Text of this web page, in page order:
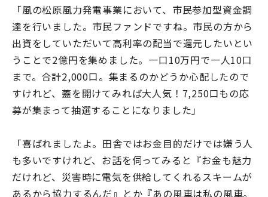
「風の松原風力発電事業において、市民参加型資金調
達を行いました。市民ファンドですね。市民の方から
出資をしていただいて高利率の配当で還元したいとい
うことで2億円を集めました。一口10万円で一人10口
まで。合計2,000口。集まるのかどうか心配したので
すけれど、蓋を開けてみれば大人気！7,250口もの応
募が集まって抽選することになりました」
「喜ばれましたよ。田舎ではお金目的だけでは嫌う人
も多いですけれど、お話を伺ってみると『お金も魅力
だけれど、災害時に電気を供給してくれるスキームが
あるから協力するんだ』とか『あの風車は私の風車。